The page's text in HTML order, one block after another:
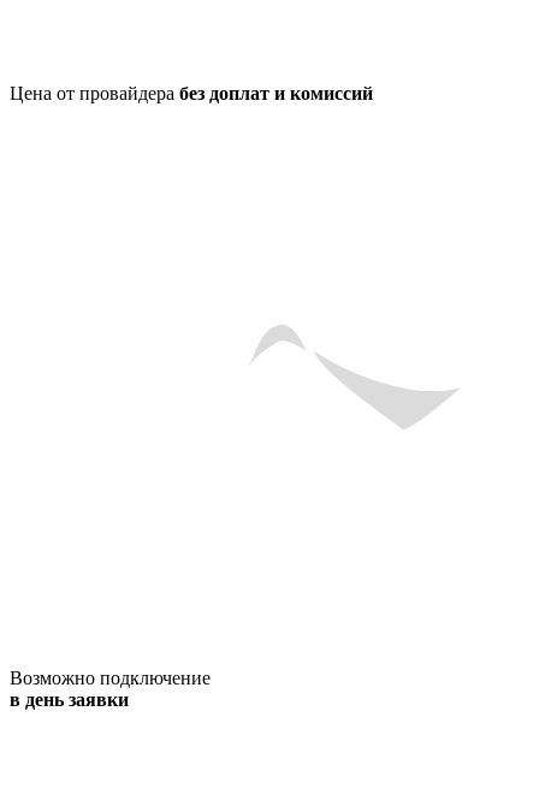
Цена от провайдера без доплат и комиссий
Возможно подключение
в день заявки